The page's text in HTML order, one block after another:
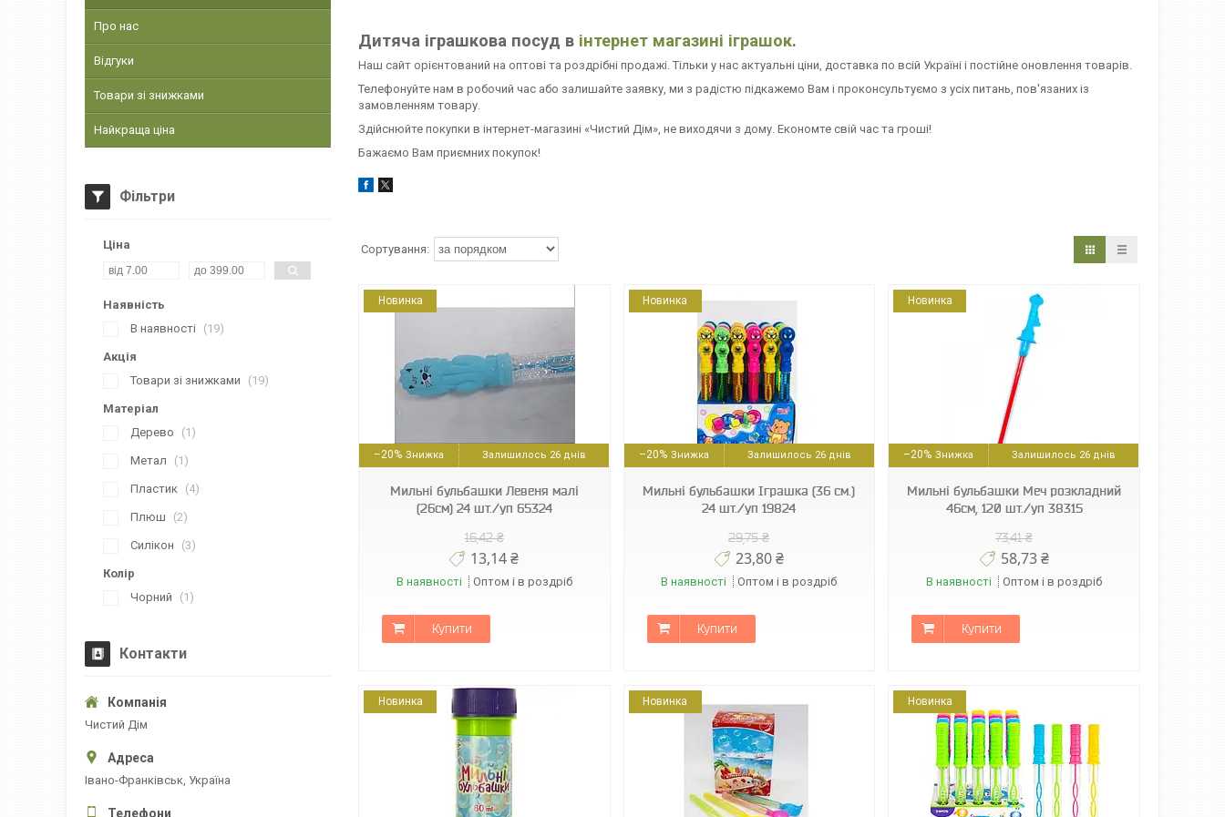
Дитяча іграшкова посуд в інтернет магазині іграшок.
Наш сайт орієнтований на оптові та роздрібні продажі. Тільки у нас актуальні ціни, доставка по всій Україні і постійне оновлення товарів.
Телефонуйте нам в робочий час або залишайте заявку, ми з радістю підкажемо Вам і проконсультуємо з усіх питань, пов'язаних із
замовленням товару.
Здійснюйте покупки в інтернет-магазині «Чистий Дім», не виходячи з дому. Економте свій час та гроші!
Бажаємо Вам приємних покупок!
16642
Новинка
–20% Залишилось 26 днів
Мильні бульбашки Левеня малі
(26см) 24 шт./уп 65324
16,42 ₴
13,14 ₴
В наявності Оптом і в роздріб
Купити
Новинка
–20% Залишилось 26 днів
Мильні бульбашки Іграшка (36 см.)
24 шт./уп 19824
29,75 ₴
23,80 ₴
В наявності Оптом і в роздріб
Купити
26499
Новинка
–20% Залишилось 26 днів
Мильні бульбашки Меч розкладний
46см, 120 шт./уп 38315
73,41 ₴
58,73 ₴
В наявності Оптом і в роздріб
Купити
Новинка Новинка Новинка
Про нас
Відгуки
Товари зі знижками
Найкраща ціна
Фільтри
Ціна
Наявність
В наявності
19
Акція
Товари зі знижками
19
Матеріал
Дерево
1
Метал 1
Пластик 4
Плюш 2
Силікон 3
Колір
Чорний
1
Контакти
Чистий Дім
Івано-Франківськ, Україна